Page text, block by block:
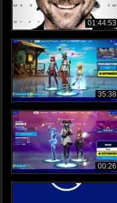
01:44:53
35:38
00:26